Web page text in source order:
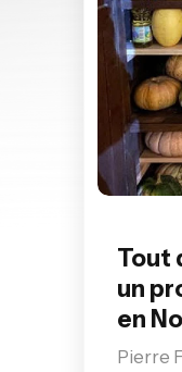
Tout
un
en
Pierre